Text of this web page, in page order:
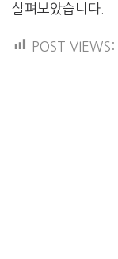
살펴보았습니다.
POST VIEWS: